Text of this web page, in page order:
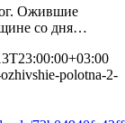
Ожившие
со дня…
polotna-2-